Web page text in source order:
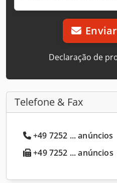
Declaração de
Telefone & Fax
+49 7252 ... anúncios
+49 7252 ... anúncios